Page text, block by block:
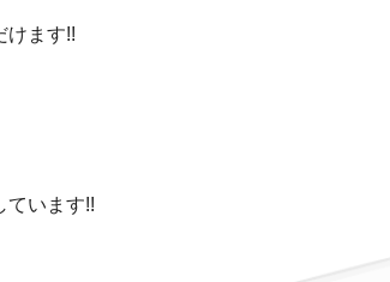
けます!!
ています!!